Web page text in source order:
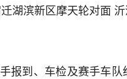
湖滨新区摩天轮对面
报到、车检及赛手车